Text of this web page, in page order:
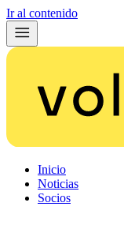
Ir al contenido
Inicio
Noticias
Socios